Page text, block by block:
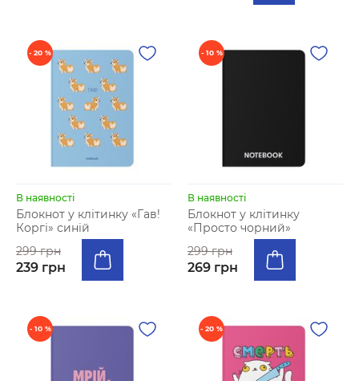
- 20 %
В наявності
Блокнот у клітинку «Гав!
Коргі» синій
299 грн
239 грн
- 10 %
В наявності
Блокнот у клітинку
«Просто чорний»
299 грн
269 грн
- 10 % - 20 %